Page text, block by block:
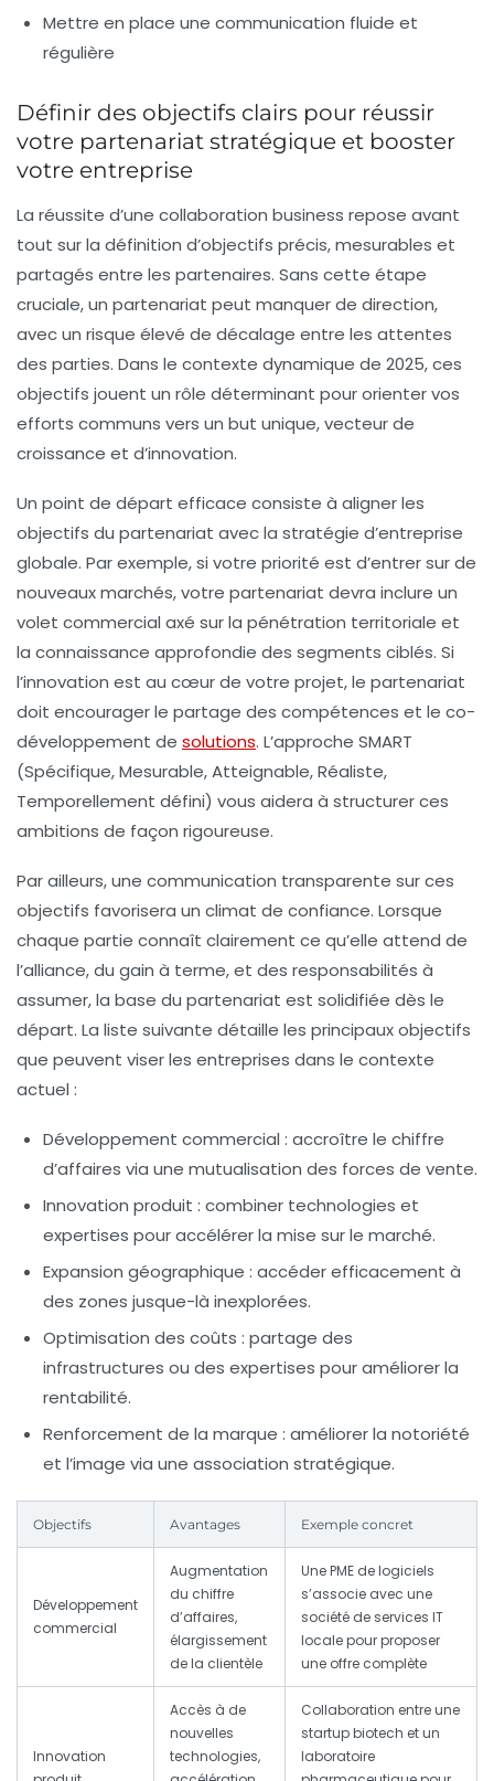
Mettre en place une communication fluide et
régulière
Définir des objectifs clairs pour réussir
votre partenariat stratégique et booster
votre entreprise
La réussite d’une collaboration business repose avant
tout sur la définition d’objectifs précis, mesurables et
partagés entre les partenaires. Sans cette étape
cruciale, un partenariat peut manquer de direction,
avec un risque élevé de décalage entre les attentes
des parties. Dans le contexte dynamique de 2025, ces
objectifs jouent un rôle déterminant pour orienter vos
efforts communs vers un but unique, vecteur de
croissance et d’innovation.
Un point de départ efficace consiste à aligner les
objectifs du partenariat avec la stratégie d’entreprise
globale. Par exemple, si votre priorité est d’entrer sur de
nouveaux marchés, votre partenariat devra inclure un
volet commercial axé sur la pénétration territoriale et
la connaissance approfondie des segments ciblés. Si
l’innovation est au cœur de votre projet, le partenariat
doit encourager le partage des compétences et le co-
développement de solutions. L’approche SMART
(Spécifique, Mesurable, Atteignable, Réaliste,
Temporellement défini) vous aidera à structurer ces
ambitions de façon rigoureuse.
Par ailleurs, une communication transparente sur ces
objectifs favorisera un climat de confiance. Lorsque
chaque partie connaît clairement ce qu’elle attend de
l’alliance, du gain à terme, et des responsabilités à
assumer, la base du partenariat est solidifiée dès le
départ. La liste suivante détaille les principaux objectifs
que peuvent viser les entreprises dans le contexte
actuel :
Développement commercial : accroître le chiffre
d’affaires via une mutualisation des forces de vente.
Innovation produit : combiner technologies et
expertises pour accélérer la mise sur le marché.
Expansion géographique : accéder efficacement à
des zones jusque-là inexplorées.
Optimisation des coûts : partage des
infrastructures ou des expertises pour améliorer la
rentabilité.
Renforcement de la marque : améliorer la notoriété
et l’image via une association stratégique.
Objectifs Avantages Exemple concret
Développement
commercial
Augmentation
du chiffre
d’affaires,
élargissement
de la clientèle
Une PME de logiciels
s’associe avec une
société de services IT
locale pour proposer
une offre complète
Innovation
Accès à de
nouvelles
technologies,
Collaboration entre une
startup biotech et un
laboratoire